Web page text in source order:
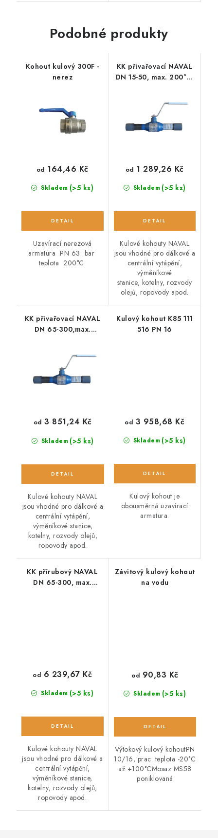
Podobné produkty
Kohout kulový 300F -
nerez
Skladem (>5 ks)
od 164,46 Kč
Uzavírací nerezová
armatura PN 63 bar
teplota 200°C
KK přivařovací NAVAL
DN 15-50, max. 200°C,
Skladem (>5 ks)
od 1 289,26 Kč
Kulové kohouty NAVAL
jsou vhodné pro dálkové a
centrální vytápění,
výměníkové
stanice, kotelny, rozvody
olejů, ropovody apod.
KK přivařovací NAVAL
DN 65-300,max.
Skladem (>5 ks)
od 3 851,24 Kč
Kulové kohouty NAVAL
jsou vhodné pro dálkové a
centrální vytápění,
výměníkové stanice,
kotelny, rozvody olejů,
ropovody apod.
Kulový kohout K85 111
516 PN 16
Skladem (>5 ks)
od 3 958,68 Kč
Kulový kohout je
obousměrná uzavírací
armatura.
KK přírubový NAVAL
DN 65-300, max.
Skladem (>5 ks)
od 6 239,67 Kč
Kulové kohouty NAVAL
jsou vhodné pro dálkové a
centrální vytápění,
výměníkové stanice,
kotelny, rozvody olejů,
ropovody apod.
Závitový kulový kohout
na vodu
Skladem (>5 ks)
od 90,83 Kč
Výtokový kulový kohoutPN
10/16, prac. teplota -20°C
až +100°CMosaz MS58
poniklovaná